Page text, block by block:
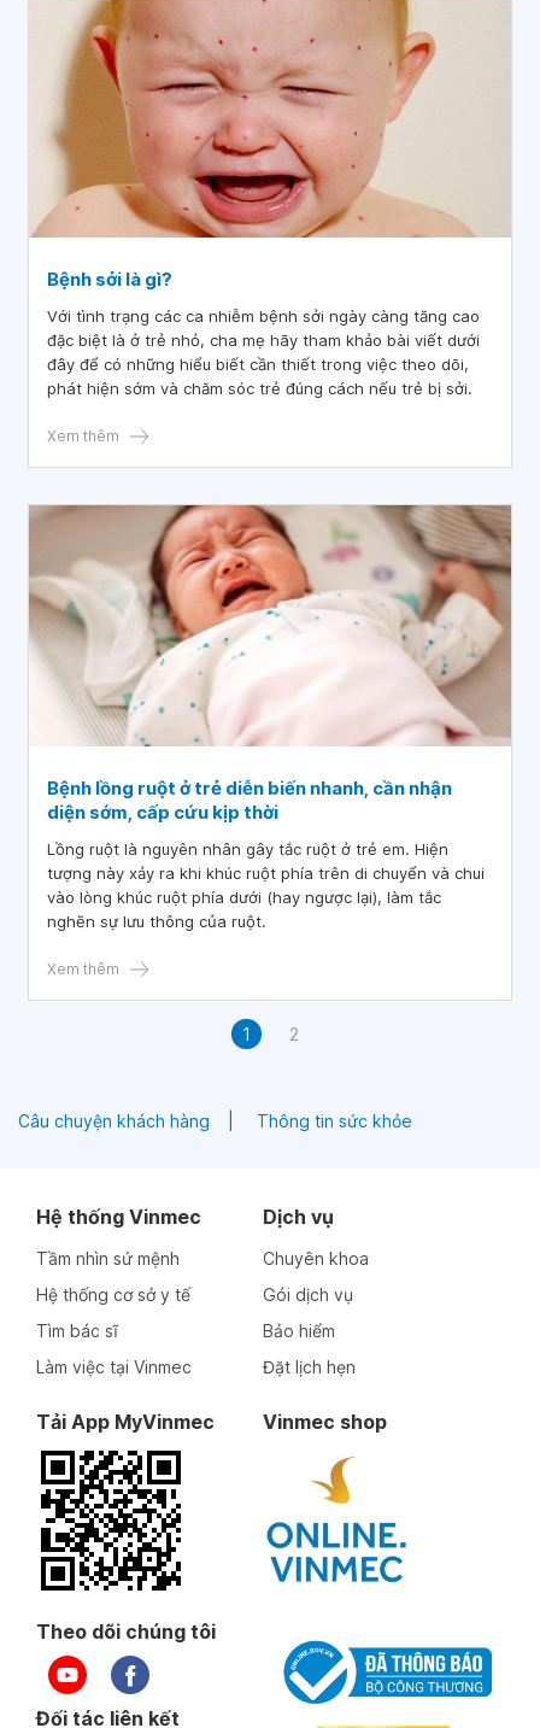
Bệnh sởi là gì?
Với tình trạng các ca nhiễm bệnh sởi ngày càng tăng cao
đặc biệt là ở trẻ nhỏ, cha mẹ hãy tham khảo bài viết dưới
đây để có những hiểu biết cần thiết trong việc theo dõi,
phát hiện sớm và chăm sóc trẻ đúng cách nếu trẻ bị sởi.
Xem thêm
Bệnh lồng ruột ở trẻ diễn biến nhanh, cần nhận
diện sớm, cấp cứu kịp thời
Lồng ruột là nguyên nhân gây tắc ruột ở trẻ em. Hiện
tượng này xảy ra khi khúc ruột phía trên di chuyển và chui
vào lòng khúc ruột phía dưới (hay ngược lại), làm tắc
nghẽn sự lưu thông của ruột.
Xem thêm
1 2
Câu chuyện khách hàng Thông tin sức khỏe
Hệ thống Vinmec
Tầm nhìn sứ mệnh
Hệ thống cơ sở y tế
Tìm bác sĩ
Làm việc tại Vinmec
Dịch vụ
Chuyên khoa
Gói dịch vụ
Bảo hiểm
Đặt lịch hẹn
Tải App MyVinmec Vinmec shop
Theo dõi chúng tôi
Đối tác liên kết